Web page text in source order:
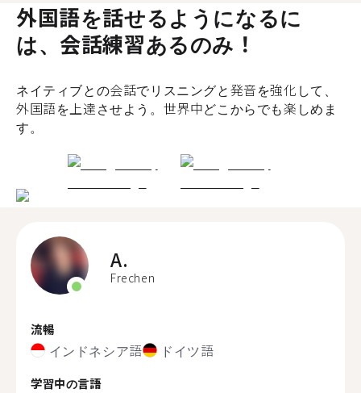
外国語を話せるようになるに
は、会話練習あるのみ！
ネイティブとの会話でリスニングと発音を強化して、
外国語を上達させよう。世界中どこからでも楽しめま
す。
A.
Frechen
流暢
インドネシア語 ドイツ語
学習中の言語